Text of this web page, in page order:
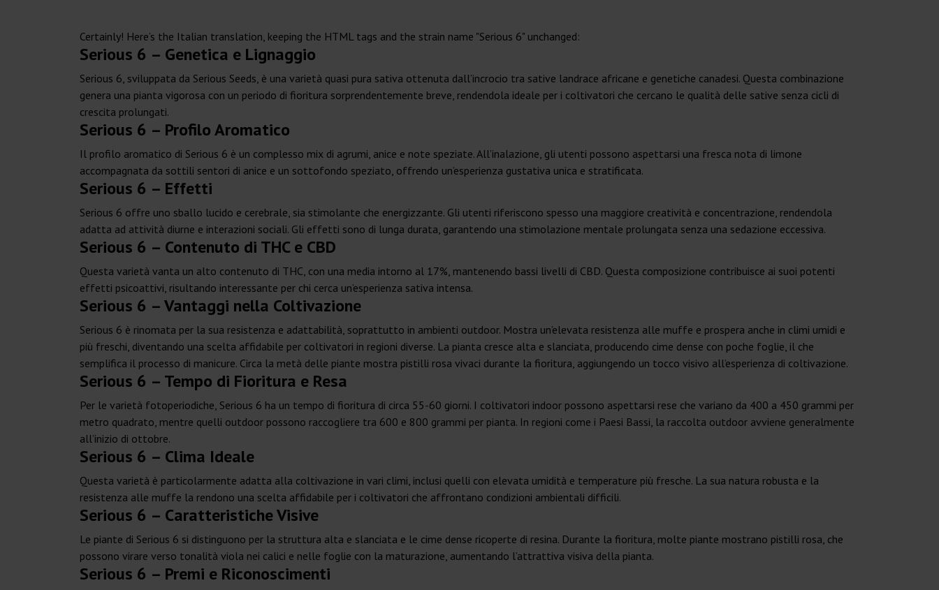
Certainly! Here’s the Italian translation, keeping the HTML tags and the strain name "Serious 6" unchanged:
Serious 6 – Genetica e Lignaggio
Serious 6, sviluppata da Serious Seeds, è una varietà quasi pura sativa ottenuta dall’incrocio tra sative landrace africane e genetiche canadesi. Questa combinazione
genera una pianta vigorosa con un periodo di fioritura sorprendentemente breve, rendendola ideale per i coltivatori che cercano le qualità delle sative senza cicli di
crescita prolungati.
Serious 6 – Profilo Aromatico
Il profilo aromatico di Serious 6 è un complesso mix di agrumi, anice e note speziate. All’inalazione, gli utenti possono aspettarsi una fresca nota di limone
accompagnata da sottili sentori di anice e un sottofondo speziato, offrendo un’esperienza gustativa unica e stratificata.
Serious 6 – Effetti
Serious 6 offre uno sballo lucido e cerebrale, sia stimolante che energizzante. Gli utenti riferiscono spesso una maggiore creatività e concentrazione, rendendola
adatta ad attività diurne e interazioni sociali. Gli effetti sono di lunga durata, garantendo una stimolazione mentale prolungata senza una sedazione eccessiva.
Serious 6 – Contenuto di THC e CBD
Questa varietà vanta un alto contenuto di THC, con una media intorno al 17%, mantenendo bassi livelli di CBD. Questa composizione contribuisce ai suoi potenti
effetti psicoattivi, risultando interessante per chi cerca un’esperienza sativa intensa.
Serious 6 – Vantaggi nella Coltivazione
Serious 6 è rinomata per la sua resistenza e adattabilità, soprattutto in ambienti outdoor. Mostra un’elevata resistenza alle muffe e prospera anche in climi umidi e
più freschi, diventando una scelta affidabile per coltivatori in regioni diverse. La pianta cresce alta e slanciata, producendo cime dense con poche foglie, il che
semplifica il processo di manicure. Circa la metà delle piante mostra pistilli rosa vivaci durante la fioritura, aggiungendo un tocco visivo all’esperienza di coltivazione.
Serious 6 – Tempo di Fioritura e Resa
Per le varietà fotoperiodiche, Serious 6 ha un tempo di fioritura di circa 55-60 giorni. I coltivatori indoor possono aspettarsi rese che variano da 400 a 450 grammi per
metro quadrato, mentre quelli outdoor possono raccogliere tra 600 e 800 grammi per pianta. In regioni come i Paesi Bassi, la raccolta outdoor avviene generalmente
all’inizio di ottobre.
Serious 6 – Clima Ideale
Questa varietà è particolarmente adatta alla coltivazione in vari climi, inclusi quelli con elevata umidità e temperature più fresche. La sua natura robusta e la
resistenza alle muffe la rendono una scelta affidabile per i coltivatori che affrontano condizioni ambientali difficili.
Serious 6 – Caratteristiche Visive
Le piante di Serious 6 si distinguono per la struttura alta e slanciata e le cime dense ricoperte di resina. Durante la fioritura, molte piante mostrano pistilli rosa, che
possono virare verso tonalità viola nei calici e nelle foglie con la maturazione, aumentando l’attrattiva visiva della pianta.
Serious 6 – Premi e Riconoscimenti